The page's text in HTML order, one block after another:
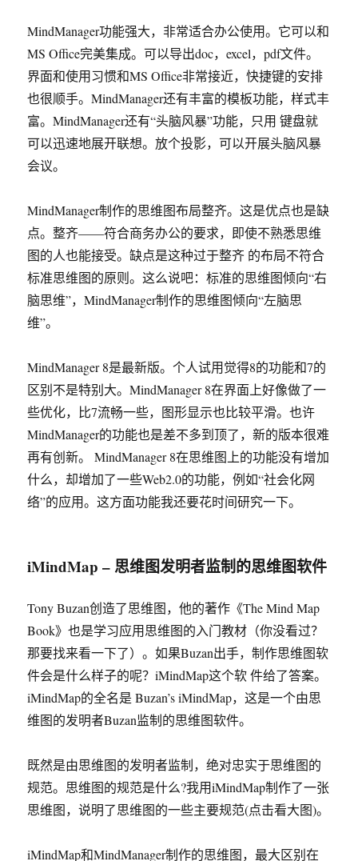
MindManager功能强大，非常适合办公使用。它可以和
MS Office完美集成。可以导出doc，excel，pdf文件。
界面和使用习惯和MS Office非常接近，快捷键的安排
也很顺手。MindManager还有丰富的模板功能，样式丰
富。MindManager还有“头脑风暴”功能，只用 键盘就
可以迅速地展开联想。放个投影，可以开展头脑风暴
会议。
MindManager制作的思维图布局整齐。这是优点也是缺
点。整齐——符合商务办公的要求，即使不熟悉思维
图的人也能接受。缺点是这种过于整齐 的布局不符合
标准思维图的原则。这么说吧：标准的思维图倾向“右
脑思维”，MindManager制作的思维图倾向“左脑思
维”。
MindManager 8是最新版。个人试用觉得8的功能和7的
区别不是特别大。MindManager 8在界面上好像做了一
些优化，比7流畅一些，图形显示也比较平滑。也许
MindManager的功能也是差不多到顶了，新的版本很难
再有创新。 MindManager 8在思维图上的功能没有增加
什么，却增加了一些Web2.0的功能，例如“社会化网
络”的应用。这方面功能我还要花时间研究一下。
iMindMap – 思维图发明者监制的思维图软件
Tony Buzan创造了思维图，他的著作《The Mind Map
Book》也是学习应用思维图的入门教材（你没看过？
那要找来看一下了）。如果Buzan出手，制作思维图软
件会是什么样子的呢？iMindMap这个软 件给了答案。
iMindMap的全名是 Buzan’s iMindMap，这是一个由思
维图的发明者Buzan监制的思维图软件。
既然是由思维图的发明者监制，绝对忠实于思维图的
规范。思维图的规范是什么?我用iMindMap制作了一张
思维图，说明了思维图的一些主要规范(点击看大图)。
iMindMap和MindManager制作的思维图，最大区别在